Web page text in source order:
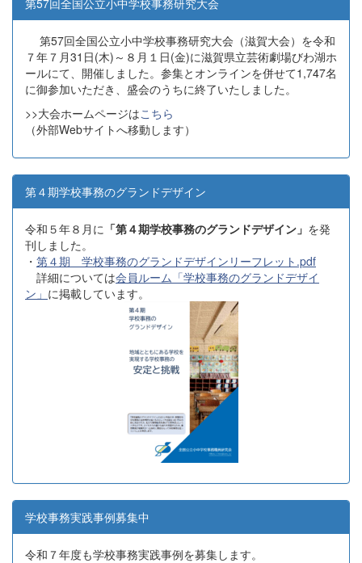
第57回全国公立小中学校事務研究大会（滋賀大会）を令和
７年７月31日(木)～８月１日(金)に滋賀県立芸術劇場びわ湖ホ
ールにて、開催しました。参集とオンラインを併せて1,747名
に御参加いただき、盛会のうちに終了いたしました。
>>大会ホームページはこちら
（外部Webサイトへ移動します）
第４期学校事務のグランドデザイン
令和５年８月に 「第４期学校事務のグランドデザイン」 を発
刊しました。
・ 第４期 学校事務のグランドデザインリーフレット.pdf
詳細については会員ルーム「学校事務のグランドデザイ
ン」 に掲載しています。
学校事務実践事例募集中
令和７年度も学校事務実践事例を募集します。